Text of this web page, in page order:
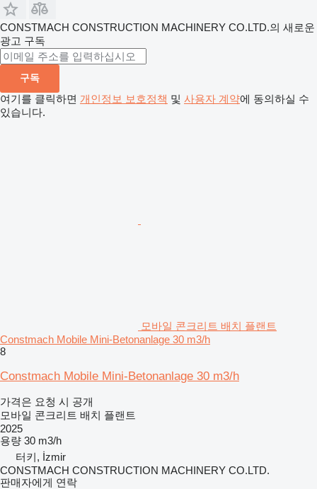
CONSTMACH CONSTRUCTION MACHINERY CO.LTD.의 새로운
광고 구독
구독
여기를 클릭하면 개인정보 보호정책 및 사용자 계약에 동의하실 수
있습니다.
모바일 콘크리트 배치 플랜트
Constmach Mobile Mini-Betonanlage 30 m3/h
8
Constmach Mobile Mini-Betonanlage 30 m3/h
가격은 요청 시 공개
모바일 콘크리트 배치 플랜트
2025
용량 30 m3/h
터키, İzmir
CONSTMACH CONSTRUCTION MACHINERY CO.LTD.
판매자에게 연락